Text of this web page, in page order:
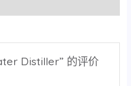
Distiller” 的评价